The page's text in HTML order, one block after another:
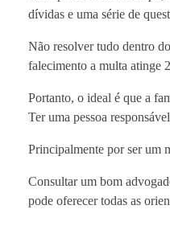
dívidas e uma série de
Não resolver tudo dentro
falecimento a multa atinge
Portanto, o ideal é que a
Ter uma pessoa
Principalmente por ser um
Consultar um bom
pode oferecer todas as